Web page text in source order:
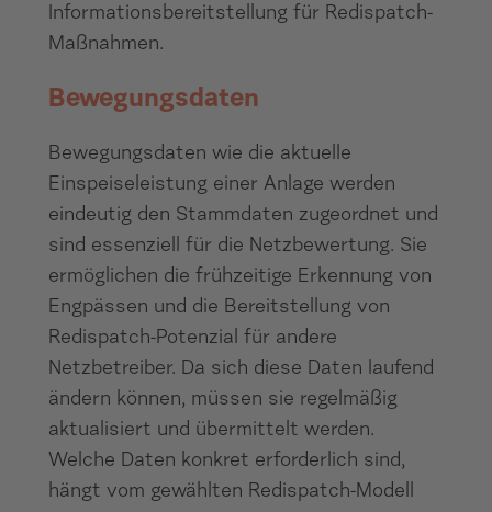
Informationsbereitstellung für Redispatch-
Maßnahmen.
Bewegungsdaten
Bewegungsdaten wie die aktuelle
Einspeiseleistung einer Anlage werden
eindeutig den Stammdaten zugeordnet und
sind essenziell für die Netzbewertung. Sie
ermöglichen die frühzeitige Erkennung von
Engpässen und die Bereitstellung von
Redispatch-Potenzial für andere
Netzbetreiber. Da sich diese Daten laufend
ändern können, müssen sie regelmäßig
aktualisiert und übermittelt werden.
Welche Daten konkret erforderlich sind,
hängt vom gewählten Redispatch-Modell